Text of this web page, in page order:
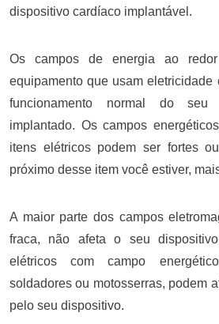
dispositivo cardíaco implantável.
Os campos de energia ao
equipamento que usam eletricidade
funcionamento normal do seu
implantado. Os campos
itens elétricos podem ser fortes
próximo desse item você estiver,
A maior parte dos campos
fraca, não afeta o seu
elétricos com campo
soldadores ou motosserras, podem
pelo seu dispositivo.